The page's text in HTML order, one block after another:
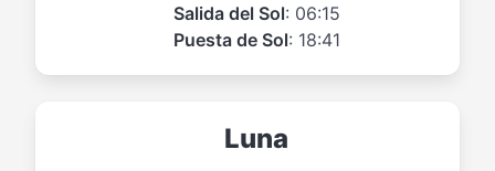
Salida del Sol: 06:15
Puesta de Sol: 18:41
Luna